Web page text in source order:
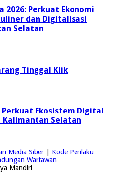
2026: Perkuat Ekonomi
dan Digitalisasi
Selatan
Tinggal Klik
Perkuat Ekosistem Digital
Kalimantan Selatan
Media Siber
Kode Perilaku
Wartawan
Mandiri